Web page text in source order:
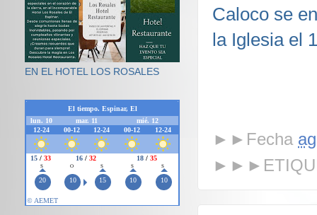
Caloco se
la Iglesia el
►►Fecha
EN EL HOTEL LOS ROSALES